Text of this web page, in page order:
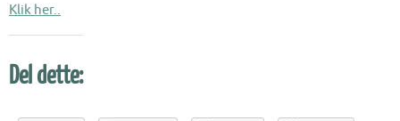
Klik her..
Del dette: